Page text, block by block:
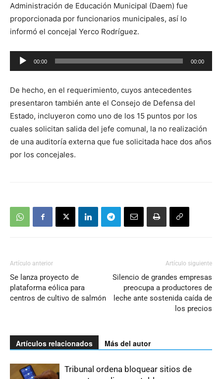
Administración de Educación Municipal (Daem) fue
proporcionada por funcionarios municipales, así lo
informó el concejal Yerco Rodríguez.
Reproductor
de
00:00 00:00
De hecho, en el requerimiento, cuyos antecedentes
presentaron también ante el Consejo de Defensa del
Estado, incluyeron como uno de los 15 puntos por los
cuales solicitan salida del jefe comunal, la no realización
de una auditoría externa que fue solicitada hace dos años
por los concejales.
Artículo anterior
Se lanza proyecto de
plataforma eólica para
centros de cultivo de salmón
Artículo siguiente
Silencio de grandes empresas
preocupa a productores de
leche ante sostenida caída de
los precios
Artículos relacionados Más del autor
Tribunal ordena bloquear sitios de